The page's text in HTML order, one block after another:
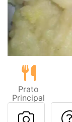
Prato
Principal